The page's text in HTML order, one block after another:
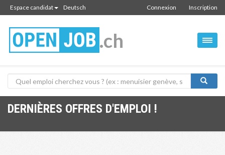
Espace candidat Deutsch Inscription
Connexion
.ch
DERNIÈRES OFFRES D'EMPLOI !